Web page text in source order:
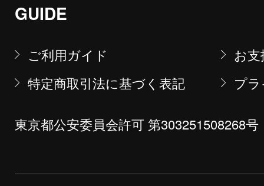
GUIDE
ご利用ガイド
お
特定商取引法に基づく表記
プ
東京都公安委員会許可 第303251508268号